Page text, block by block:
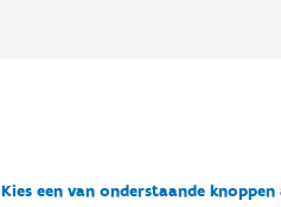
Kies een van onderstaande